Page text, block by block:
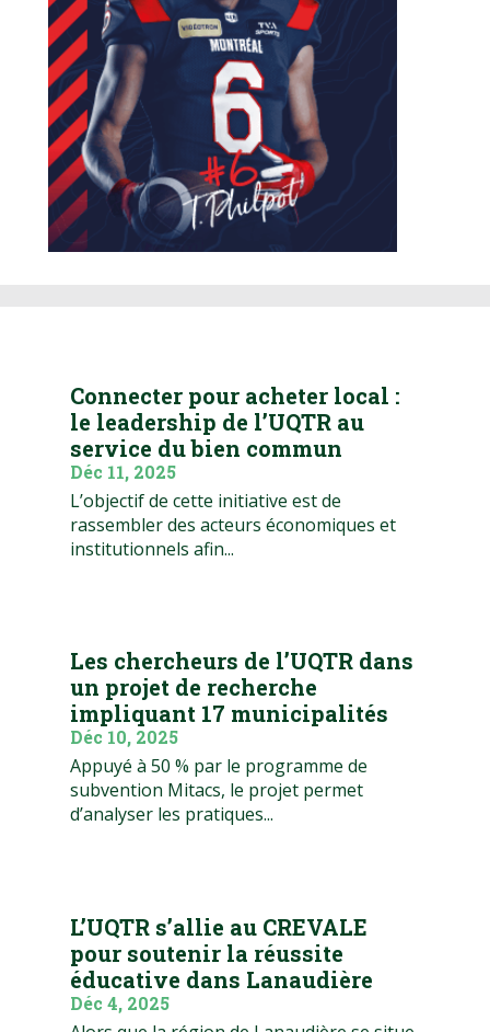
Connecter pour acheter local :
le leadership de l’UQTR au
service du bien commun
Déc 11, 2025
L’objectif de cette initiative est de
rassembler des acteurs économiques et
institutionnels afin...
Les chercheurs de l’UQTR dans
un projet de recherche
impliquant 17 municipalités
Déc 10, 2025
Appuyé à 50 % par le programme de
subvention Mitacs, le projet permet
d’analyser les pratiques...
L’UQTR s’allie au CREVALE
pour soutenir la réussite
éducative dans Lanaudière
Déc 4, 2025